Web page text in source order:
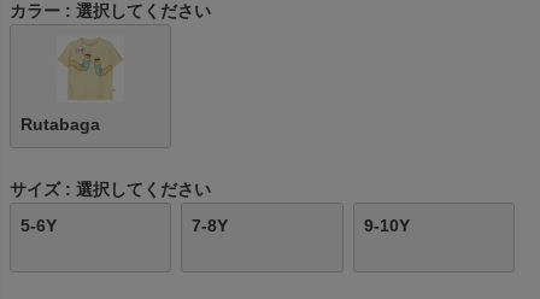
カラー 選択してください
Rutabaga
サイズ
選択してください
5-6Y
7-8Y 9-10Y